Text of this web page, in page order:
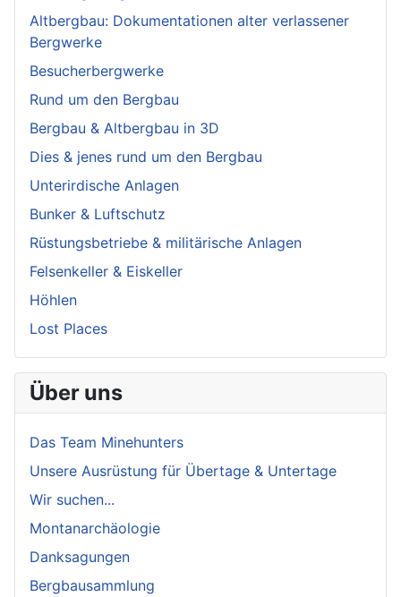
Altbergbau: Dokumentationen alter verlassener
Bergwerke
Besucherbergwerke
Rund um den Bergbau
Bergbau & Altbergbau in 3D
Dies & jenes rund um den Bergbau
Unterirdische Anlagen
Bunker & Luftschutz
Rüstungsbetriebe & militärische Anlagen
Felsenkeller & Eiskeller
Höhlen
Lost Places
Über uns
Das Team Minehunters
Unsere Ausrüstung für Übertage & Untertage
Wir suchen...
Montanarchäologie
Danksagungen
Bergbausammlung